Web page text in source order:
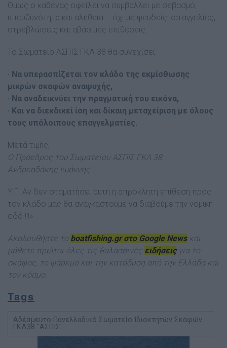
Όμως ο καθένας οφείλει να συμβάλλει με σεβασμό,
υπευθυνότητα και αλήθεια – όχι με ψευδείς καταγγελίες,
στρεβλώσεις και αβάσιμες επιθέσεις.
Το Σωματείο ΑΣΠΙΣ ΓΚΛ 38 θα συνεχίσει:
· Να υπερασπίζεται τον κλάδο της εκμίσθωσης
μικρών σκαφών αναψυχής,
· Να αναδεικνύει την πραγματική του εικόνα,
· Και να διεκδικεί ίση και δίκαιη μεταχείριση με όλους
τους υπόλοιπους επαγγελματίες.
Μετά τιμής,
Ο Πρόεδρος του Σωματείου ΑΣΠΙΣ ΓΚΛ 38
Ανδρεαδάκης Ιωάννης
Υ.Γ. Αν δεν σταματήσει αυτή η απρόκλητη επίθεση προς
τον κλάδο μας θα αναγκαστούμε να διαβούμε την νομική
οδό !!!»
Ακολουθήστε το boatfishing.gr στο Google Newsκαι
μάθετε πρώτοι όλες τις θαλασσινές ειδήσειςγια το
σκάφος, το ψάρεμα και την κατάδυση από την Ελλάδα και
τον κόσμο.
Tags
Αδέσμευτο Πανελλαδικό Σωματείο Ιδιοκτητών Σκαφών
ΓΚΛ38 "ΑΣΠΙΣ"